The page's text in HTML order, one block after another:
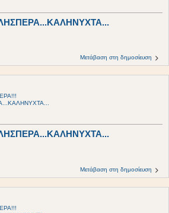
Μετάβαση στη δημοσίευση
Μετάβαση στη δημοσίευση